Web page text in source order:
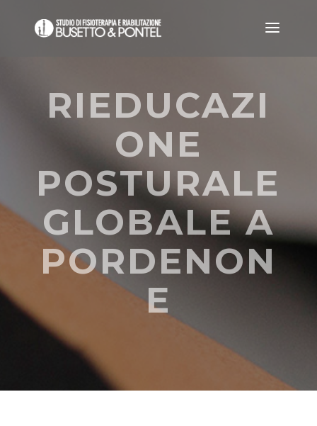
RIEDUCAZI
ONE
POSTURALE
GLOBALE A
PORDENON
E